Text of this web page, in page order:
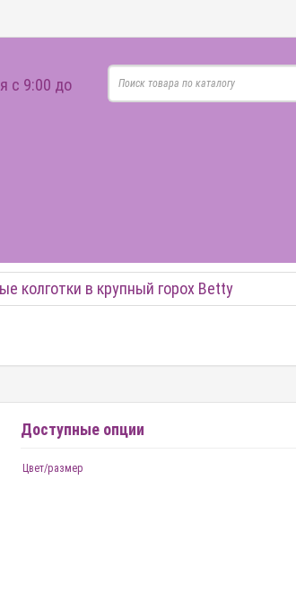
с 9:00 до
колготки в крупный горох Betty
Доступные опции
Цвет/размер